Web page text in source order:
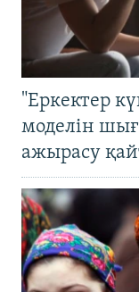
"Еркектер
моделін
ажырасу